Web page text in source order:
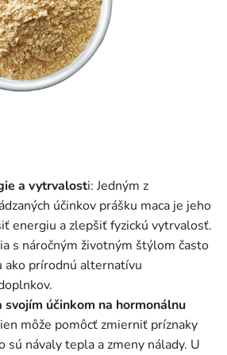
a vytrvalosti: Jedným z
účinkov prášku maca je jeho
energiu a zlepšiť fyzickú vytrvalosť.
s náročným životným štýlom často
ako prírodnú alternatívu
svojím účinkom na hormonálnu
môže pomôcť zmierniť príznaky
sú návaly tepla a zmeny nálady. U